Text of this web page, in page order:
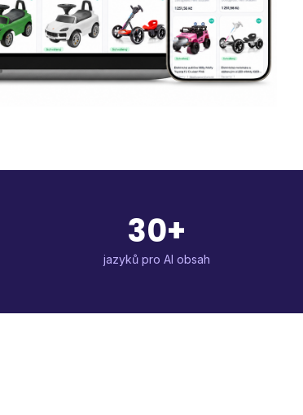
30+
jazyků pro AI obsah